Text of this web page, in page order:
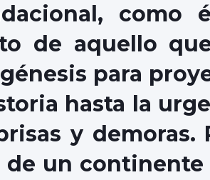
como
de aquello
para
hasta la
y demoras.
un continente